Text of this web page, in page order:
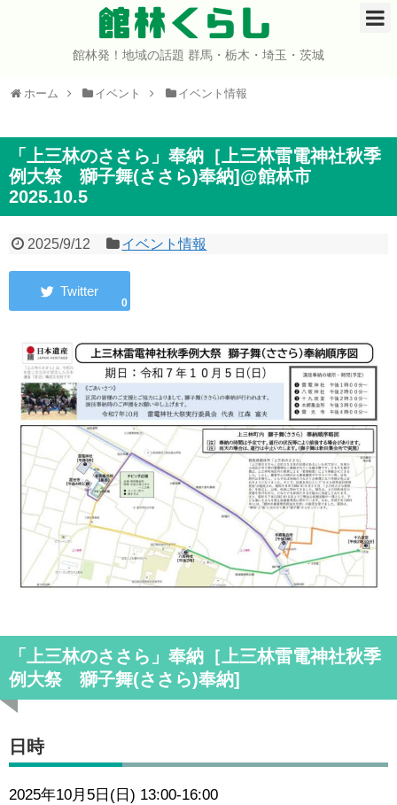
館林くらし
館林発！地域の話題 群馬・栃木・埼玉・茨城
ホーム イベント イベント情報
「上三林のささら」奉納［上三林雷電神社秋季
例大祭 獅子舞(ささら)奉納]@館林市
2025.10.5
2025/9/12 イベント情報
0
「上三林のささら」奉納［上三林雷電神社秋季
例大祭 獅子舞(ささら)奉納]
日時
2025年10月5日(日) 13:00-16:00
ホーム
イベント
グルメ
ショップ
まとめ
宇宙よりも遠い場所